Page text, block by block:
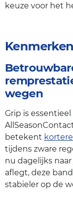
keuze voor het
Kenmerken
wegen
Grip is
betekent
tijdens zware
nu dagelijks
aflegt, deze
stabieler op de